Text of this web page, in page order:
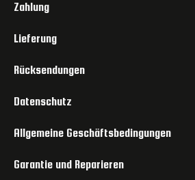
Zahlung
Lieferung
Rücksendungen
Datenschutz
Allgemeine Geschäftsbedingungen
Garantie und Reparieren